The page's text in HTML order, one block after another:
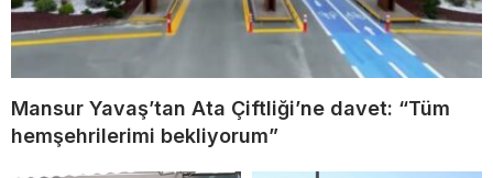
Mansur Yavaş’tan Ata Çiftliği’ne davet: “Tüm
hemşehrilerimi bekliyorum”